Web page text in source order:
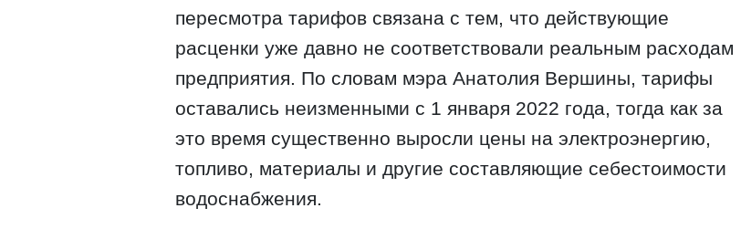
пересмотра тарифов связана с тем, что действующие
расценки уже давно не соответствовали реальным расходам
предприятия. По словам мэра Анатолия Вершины, тарифы
оставались неизменными с 1 января 2022 года, тогда как за
это время существенно выросли цены на электроэнергию,
топливо, материалы и другие составляющие себестоимости
водоснабжения.